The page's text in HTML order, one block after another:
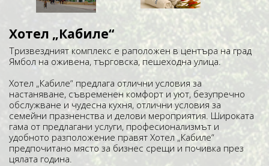
Хотел „Кабиле“
Тризвездният комплекс е раположен в центъра на град
Ямбол на оживена, търговска, пешеходна улица.
Хотел „Кабиле“ предлага отлични условия за
настаняване, съвременен комфорт и уют, безупречно
обслужване и чудесна кухня, отлични условия за
семейни празненства и делови мероприятия. Широката
гама от предлагани услуги, професионализмът и
удобното разположение правят Хотел „Кабиле“
предпочитано място за бизнес срещи и почивка през
цялата година.